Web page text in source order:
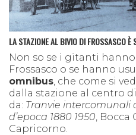
LA STAZIONE AL BIVIO DI FROSSASCO È
Non so se i gitanti
Frossasco o se hanno
omnibus, che come si
dalla stazione al centro
da: Tranvie intercomunali
d’epoca 1880 1950, Bocca
Capricorno.